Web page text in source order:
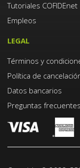
Tutoriales COFIDEnet
Empleos
LEGAL
Términos y
Política de
Datos bancarios
Preguntas frecuentes